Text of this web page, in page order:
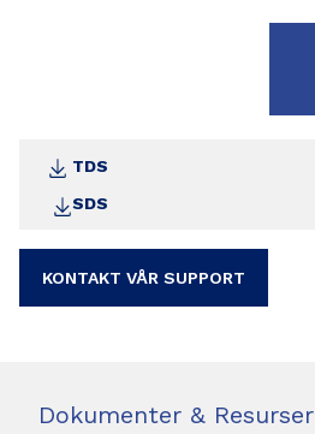
TDS
SDS
KONTAKT VÅR SUPPORT
Dokumenter & Resurser